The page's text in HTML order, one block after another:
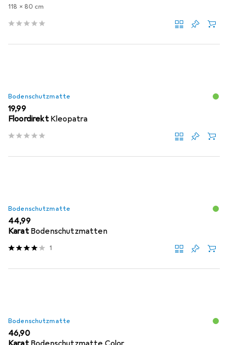
118 x 80 cm
Bodenschutzmatte
EUR
19,99
Floordirekt Kleopatra
Bodenschutzmatte
EUR
44,99
Karat Bodenschutzmatten
1
Bodenschutzmatte
EUR
46,90